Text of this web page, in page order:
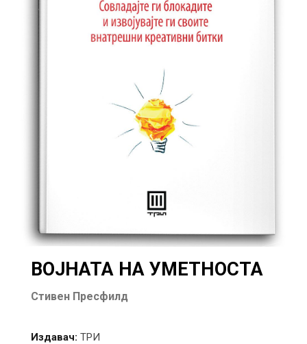
ВОЈНАТА НА УМЕТНОСТА
Стивен Пресфилд
Издавач: ТРИ